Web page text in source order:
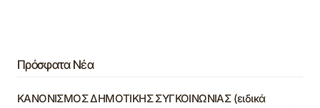
Πρόσφατα Νέα
ΚΑΝΟΝΙΣΜΟΣ ΔΗΜΟΤΙΚΗΣ ΣΥΓΚΟΙΝΩΝΙΑΣ (ειδικά